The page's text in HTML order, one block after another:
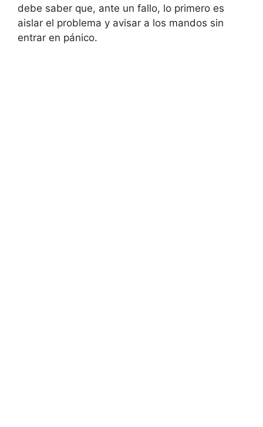
debe saber que, ante un fallo, lo primero es
aislar el problema y avisar a los mandos sin
entrar en pánico.